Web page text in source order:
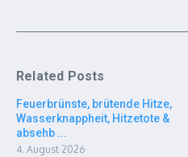
Related Posts
Feuerbrünste, brütende Hitze,
Wasserknappheit, Hitzetote &
absehb ...
4. August 2026